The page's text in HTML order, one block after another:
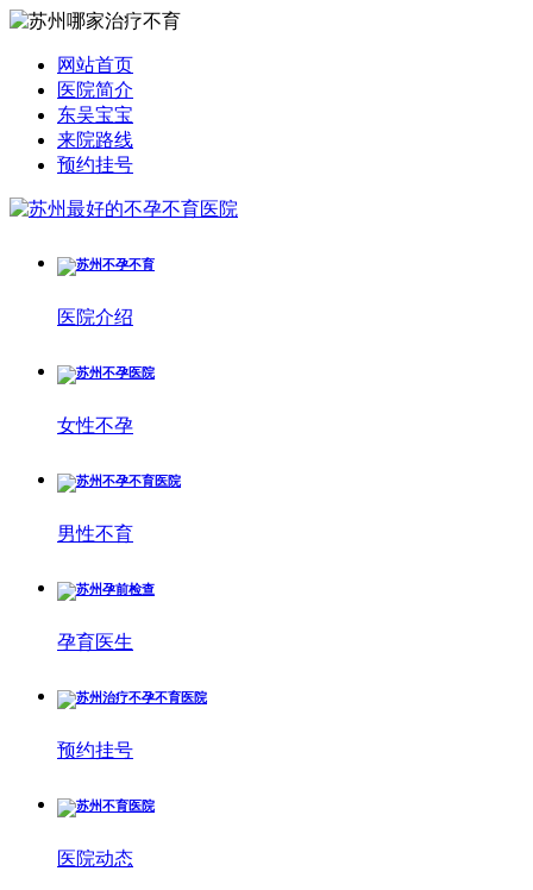
网站首页
医院简介
东吴宝宝
来院路线
预约挂号
医院介绍
女性不孕
男性不育
孕育医生
预约挂号
医院动态